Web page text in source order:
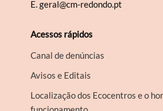
E.geral@cm-redondo.pt
Acessos rápidos
Canal de denúncias
Avisos e Editais
Localização dos Ecocentros e o